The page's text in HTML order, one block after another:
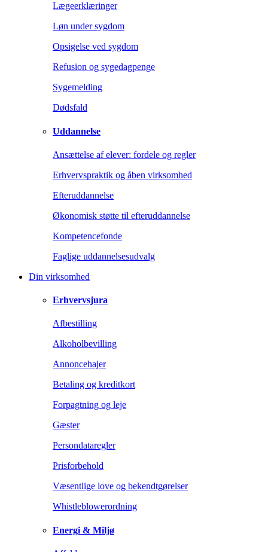
Lægeerklæringer
Løn under sygdom
Opsigelse ved sygdom
Refusion og sygedagpenge
Sygemelding
Dødsfald
Uddannelse
Ansættelse af elever: fordele og regler
Erhvervspraktik og åben virksomhed
Efteruddannelse
Økonomisk støtte til efteruddannelse
Kompetencefonde
Faglige uddannelsesudvalg
Din virksomhed
Erhvervsjura
Afbestilling
Alkoholbevilling
Annoncehajer
Betaling og kreditkort
Forpagtning og leje
Gæster
Persondataregler
Prisforbehold
Væsentlige love og bekendtgørelser
Whistleblowerordning
Energi & Miljø